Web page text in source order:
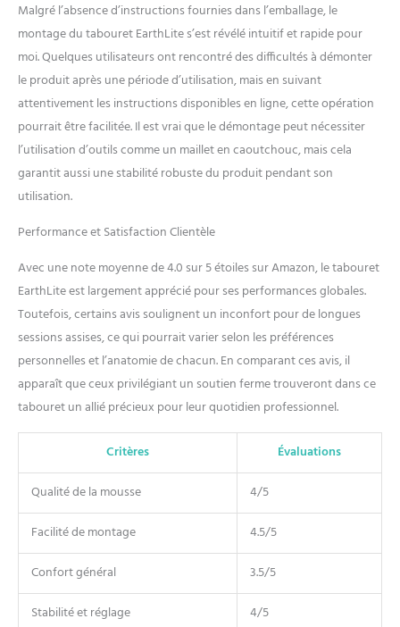
Malgré l’absence d’instructions fournies dans l’emballage, le
montage du tabouret EarthLite s’est révélé intuitif et rapide pour
moi. Quelques utilisateurs ont rencontré des difficultés à démonter
le produit après une période d’utilisation, mais en suivant
attentivement les instructions disponibles en ligne, cette opération
pourrait être facilitée. Il est vrai que le démontage peut nécessiter
l’utilisation d’outils comme un maillet en caoutchouc, mais cela
garantit aussi une stabilité robuste du produit pendant son
utilisation.
Performance et Satisfaction Clientèle
Avec une note moyenne de 4.0 sur 5 étoiles sur Amazon, le tabouret
EarthLite est largement apprécié pour ses performances globales.
Toutefois, certains avis soulignent un inconfort pour de longues
sessions assises, ce qui pourrait varier selon les préférences
personnelles et l’anatomie de chacun. En comparant ces avis, il
apparaît que ceux privilégiant un soutien ferme trouveront dans ce
tabouret un allié précieux pour leur quotidien professionnel.
Critères
Évaluations
Qualité de la mousse
4/5
Facilité de montage
4.5/5
Confort général
3.5/5
Stabilité et réglage
4/5